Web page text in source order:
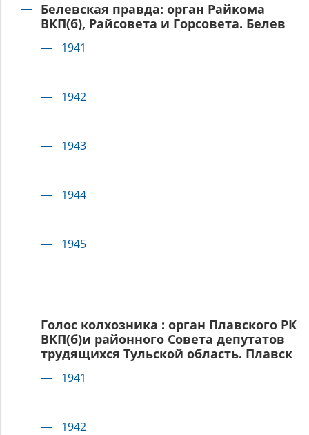
Белевская правда: орган Райкома
ВКП(б), Райсовета и Горсовета. Белев
1941
1942
1943
1944
1945
Голос колхозника : орган Плавского РК
ВКП(б)и районного Совета депутатов
трудящихся Тульской область. Плавск
1941
1942